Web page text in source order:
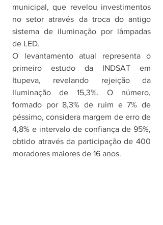
municipal, que revelou investimentos
no setor através da troca do antigo
sistema de iluminação por lâmpadas
de LED.
O levantamento atual representa o
primeiro estudo da INDSAT em
Itupeva, revelando rejeição da
Iluminação de 15,3%. O número,
formado por 8,3% de ruim e 7% de
péssimo, considera margem de erro de
4,8% e intervalo de confiança de 95%,
obtido através da participação de 400
moradores maiores de 16 anos.